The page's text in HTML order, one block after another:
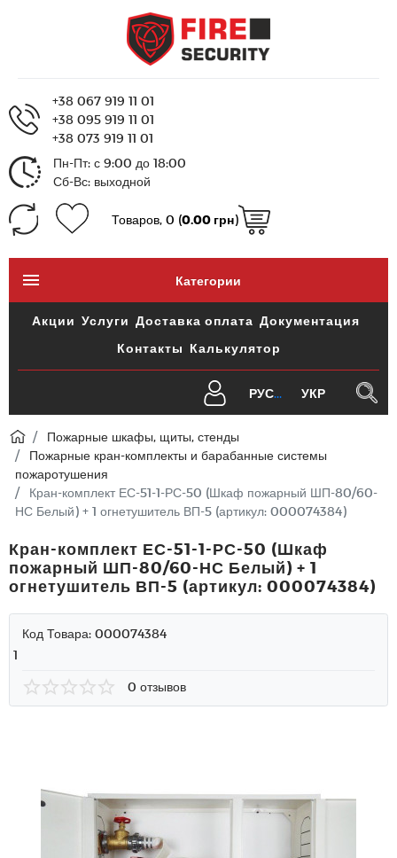
+38 067 919 11 01
+38 095 919 11 01
+38 073 919 11 01
Пн-Пт: с 9:00 до 18:00
Сб-Вс: выходной
Товаров, 0 (0.00 грн)
Категории
Акции Услуги Доставка оплата Документация
Контакты Калькулятор
РУС УКР
Пожарные шкафы, щиты, стенды
Пожарные кран-комплекты и барабанные системы
пожаротушения
Кран-комплект ЕС-51-1-РС-50 (Шкаф пожарный ШП-80/60-
НС Белый) + 1 огнетушитель ВП-5 (артикул: 000074384)
Кран-комплект ЕС-51-1-РС-50 (Шкаф
пожарный ШП-80/60-НС Белый) + 1
огнетушитель ВП-5 (артикул: 000074384)
Код Товара: 000074384
1
0 отзывов